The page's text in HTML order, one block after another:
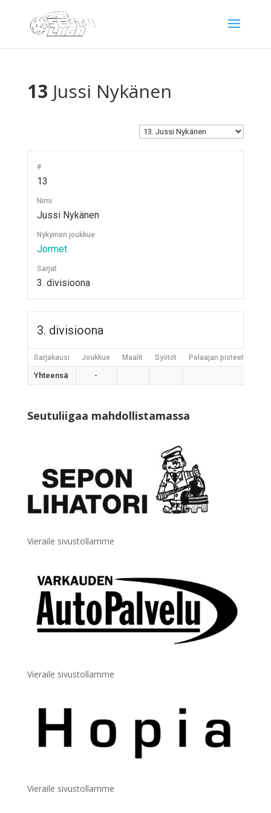
13 Jussi Nykänen
#
13
Nimi
Jussi Nykänen
Nykyinen joukkue
Jormet
Sarjat
3. divisioona
3. divisioona
Sarjakausi Joukkue Maalit Syötöt Pelaajan pisteet
Yhteensä -
Seutuliigaa mahdollistamassa
Vieraile sivustollamme
Vieraile sivustollamme
Vieraile sivustollamme